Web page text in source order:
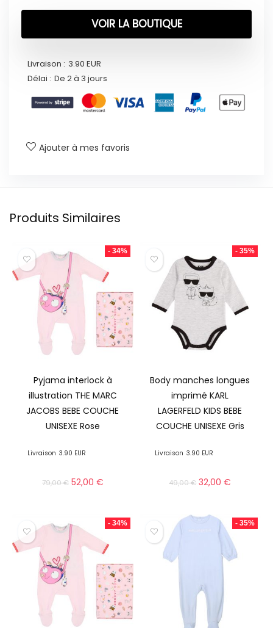
VOIR LA BOUTIQUE
Livraison : 3.90 EUR
Délai : De 2 à 3 jours
Ajouter à mes favoris
Produits Similaires
- 34%
Pyjama interlock à
illustration THE MARC
JACOBS BEBE COUCHE
UNISEXE Rose
Livraison 3.90 EUR
79,00€ 52,00 €
- 35%
Body manches longues
imprimé KARL
LAGERFELD KIDS BEBE
COUCHE UNISEXE Gris
Livraison 3.90 EUR
49,00€ 32,00€
- 34% - 35%